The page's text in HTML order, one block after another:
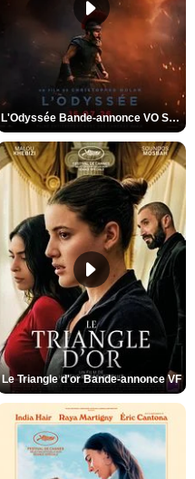
L'Odyssée Bande-annonce VO STFR
Le Triangle d'or Bande-annonce VF